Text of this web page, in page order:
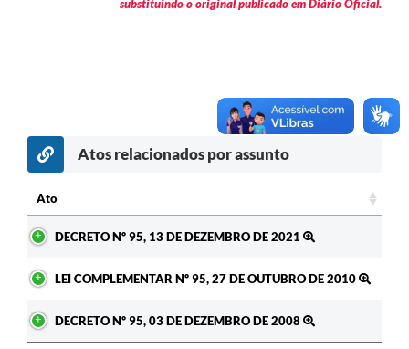
substituindo o original publicado em Diário Oficial.
Atos relacionados por assunto
Ato
DECRETO Nº 95, 13 DE DEZEMBRO DE 2021
LEI COMPLEMENTAR Nº 95, 27 DE OUTUBRO DE 2010
DECRETO Nº 95, 03 DE DEZEMBRO DE 2008